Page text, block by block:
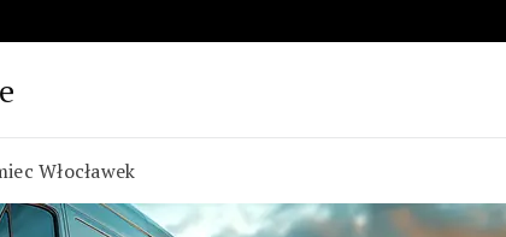
Włocławek